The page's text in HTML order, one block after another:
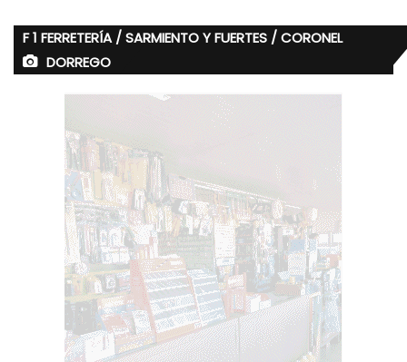
F 1 FERRETERÍA / SARMIENTO Y FUERTES / CORONEL
DORREGO